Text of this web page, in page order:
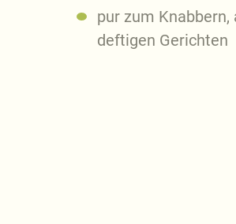
pur zum
deftigen Gerichten